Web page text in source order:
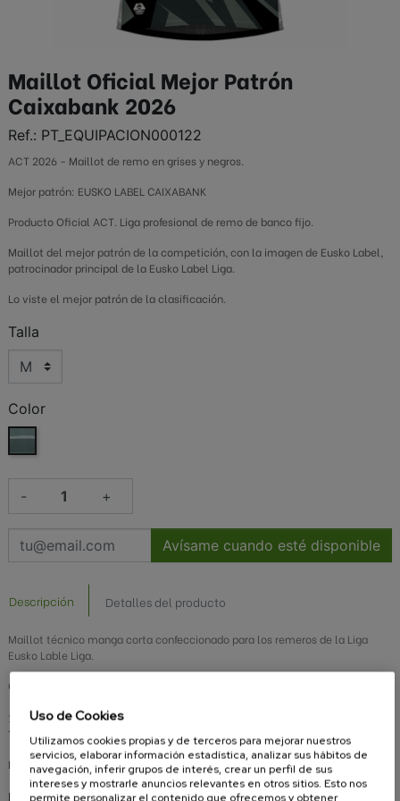
Maillot Oficial Mejor Patrón
Caixabank 2026
Ref.: PT_EQUIPACION000122
ACT 2026 - Maillot de remo en grises y negros.
Mejor patrón: EUSKO LABEL CAIXABANK
Producto Oficial ACT. Liga profesional de remo de banco fijo.
Maillot del mejor patrón de la competición, con la imagen de Eusko Label,
patrocinador principal de la Eusko Label Liga.
Lo viste el mejor patrón de la clasificación.
Talla
Color
Gris claro+oscuro
- +
Avísame cuando esté disponible
Descripción Detalles del producto
Maillot técnico manga corta confeccionado para los remeros de la Liga
Eusko Lable Liga.
Composición:
100% poliéster
Tejido transpirable, secado rápido y antibacteriano
Modo de lavado
Lavar del revés.
Uso de Cookies
Utilizamos cookies propias y de terceros para mejorar nuestros
servicios, elaborar información estadística, analizar sus hábitos de
navegación, inferir grupos de interés, crear un perfil de sus
intereses y mostrarle anuncios relevantes en otros sitios. Esto nos
permite personalizar el contenido que ofrecemos y obtener